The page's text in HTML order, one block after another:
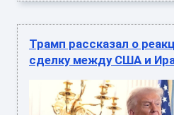
Трамп рассказал о
сделку между США и